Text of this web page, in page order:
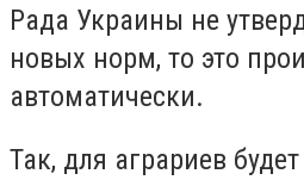
Рада Украины не
новых норм, то это
автоматически.
Так, для аграриев